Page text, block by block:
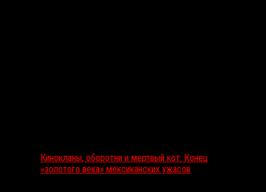
Кинокланы, оборотни и мертвый кот: Конец
«золотого века» мексиканских ужасов